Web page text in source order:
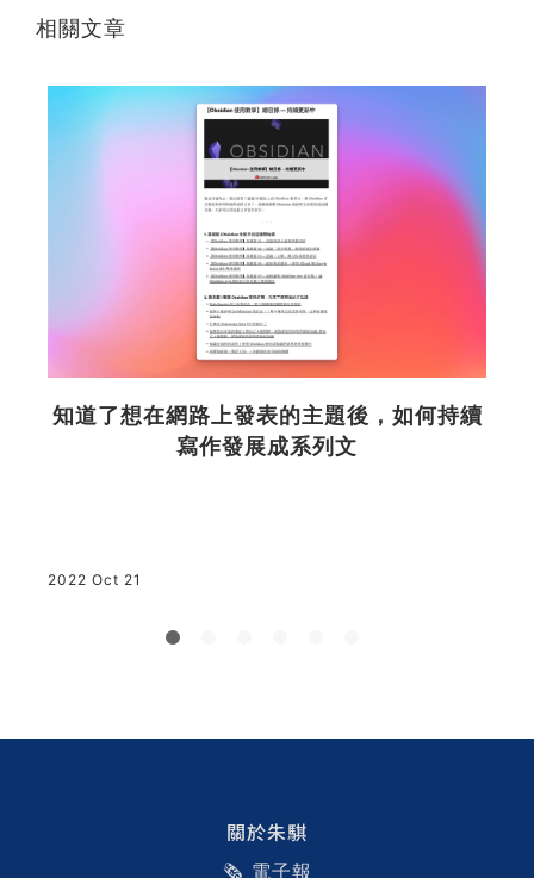
相關文章
知道了想在網路上發表的主題後，如何持續
寫作發展成系列文
2022 Oct 21
關於朱騏
🗞️ 電子報